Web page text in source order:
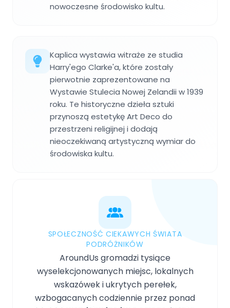
nowoczesne środowisko kultu.
Kaplica wystawia witraże ze studia
Harry'ego Clarke'a, które zostały
pierwotnie zaprezentowane na
Wystawie Stulecia Nowej Zelandii w 1939
roku. Te historyczne dzieła sztuki
przynoszą estetykę Art Deco do
przestrzeni religijnej i dodają
nieoczekiwaną artystyczną wymiar do
środowiska kultu.
SPOŁECZNOŚĆ CIEKAWYCH ŚWIATA
PODRÓŻNIKÓW
AroundUs gromadzi tysiące
wyselekcjonowanych miejsc, lokalnych
wskazówek i ukrytych perełek,
wzbogacanych codziennie przez ponad